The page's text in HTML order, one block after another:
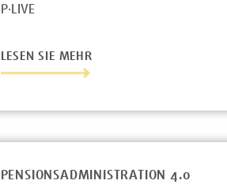
P·LIVE
LESEN SIE MEHR
PENSIONSADMINISTRATION 4.0